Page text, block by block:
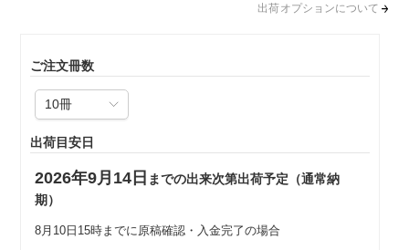
出荷オプションについて
ご注文冊数
出荷目安日
2026年9月14日 までの出来次第出荷予定（通常納
期）
8月10日15時までに原稿確認・入金完了の場合